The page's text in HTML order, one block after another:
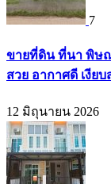
7
ขายที่ดิน ที่นา พิษณุ
สวย อากาศดี เงียบ
12 มิถุนายน 2026